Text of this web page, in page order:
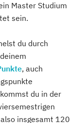
Master Studium
sein.
du durch
, auch
du in der
insgesamt 120